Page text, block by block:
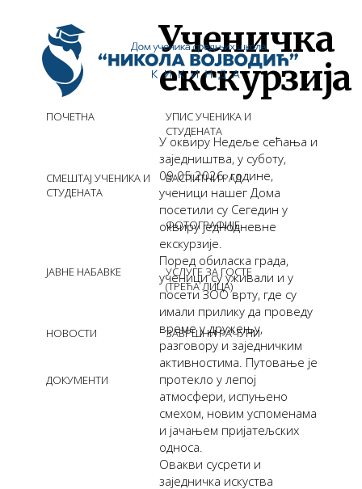
ПОЧЕТНА
УПИС УЧЕНИКА И
СТУДЕНАТА
СМЕШТАЈ УЧЕНИКА И
СТУДЕНАТА
ВАСПИТНИ РАД
ФОТОГРАФИЈЕ
ЈАВНЕ НАБАВКЕ
УСЛУГЕ ЗА ГОСТЕ
(ТРЕЋА ЛИЦА)
НОВОСТИ ЗАВРШНИ РАЧУНИ
ДОКУМЕНТИ
Ученичка
екскурзија
У оквиру Недеље сећања и
заједништва, у суботу,
09.05.2026. године,
ученици нашег Дома
посетили су Сегедин у
оквиру једнодневне
екскурзије.
Поред обиласка града,
ученици су уживали и у
посети ЗОО врту, где су
имали прилику да проведу
време у дружењу,
разговору и заједничким
активностима. Путовање је
протекло у лепој
атмосфери, испуњено
смехом, новим успоменама
и јачањем пријатељских
односа.
Овакви сусрети и
заједничка искуства